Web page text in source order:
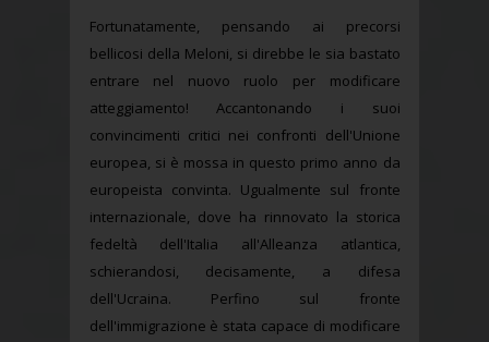
Fortunatamente, pensando ai precorsi
bellicosi della Meloni, si direbbe le sia bastato
entrare nel nuovo ruolo per modificare
atteggiamento! Accantonando i suoi
convincimenti critici nei confronti dell'Unione
europea, si è mossa in questo primo anno da
europeista convinta. Ugualmente sul fronte
internazionale, dove ha rinnovato la storica
fedeltà dell'Italia all'Alleanza atlantica,
schierandosi, decisamente, a difesa
dell'Ucraina. Perfino sul fronte
dell'immigrazione è stata capace di modificare